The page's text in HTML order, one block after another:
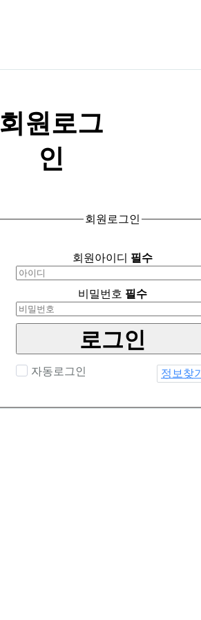
회원로그
인
회원로그인
회원아이디 필수
비밀번호 필수
로그인
자동로그인 정보찾기